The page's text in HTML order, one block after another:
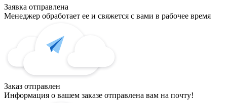
Заявка отправлена
Менеджер обработает ее и свяжется с вами в рабочее время
Заказ отправлен
Информация о вашем заказе отправлена вам на почту!